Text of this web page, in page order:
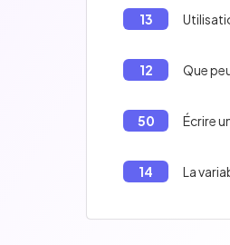
13
12 Que
50 Écrire
14 La